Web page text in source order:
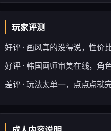
玩家评测
好评 · 画风真的没得说，性价
好评 · 韩国画师审美在线，角
差评 · 玩法太单一，点点点就